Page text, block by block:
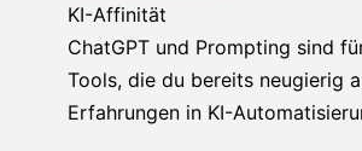
KI-Affinität
ChatGPT und Prompting sind
Tools, die du bereits neugierig
Erfahrungen in KI-